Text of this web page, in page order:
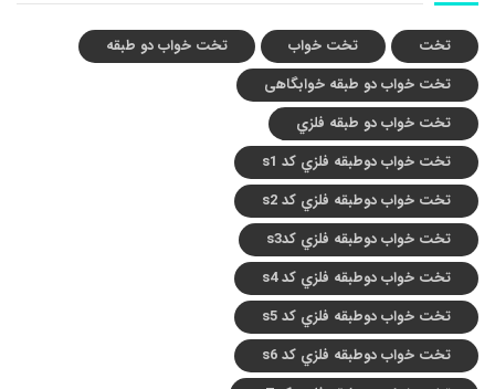
تخت تخت خواب
تخت خواب دو طبقه
تخت خواب دو طبقه خوابگاهی
تخت خواب دو طبقه فلزي
تخت خواب دوطبقه فلزي کد s1
تخت خواب دوطبقه فلزي کد s2
تخت خواب دوطبقه فلزي کدs3
تخت خواب دوطبقه فلزي کد s4
تخت خواب دوطبقه فلزي کد s5
تخت خواب دوطبقه فلزي کد s6